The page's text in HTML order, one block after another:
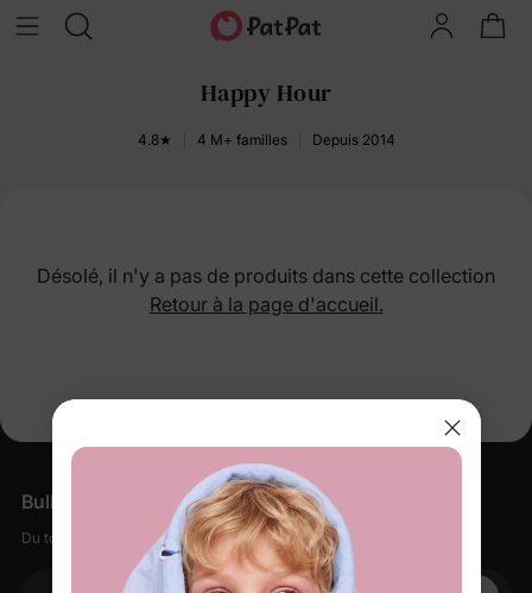
Happy Hour
4.8★ 4 M+ familles Depuis 2014
Désolé, il n'y a pas de produits dans cette collection
Retour à la page d'accueil.
Bulletin d'information
Du tout doux, des petites remises, zéro spam.